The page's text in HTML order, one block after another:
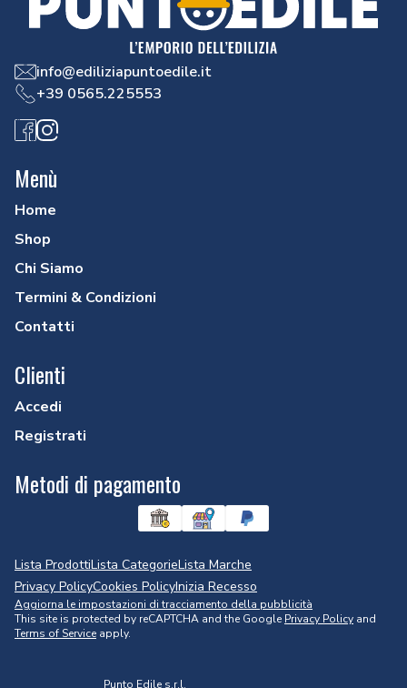
info@ediliziapuntoedile.it
+39 0565.225553
Facebook
Instagram
Menù
Home
Shop
Chi Siamo
Termini & Condizioni
Contatti
Clienti
Accedi
Registrati
Metodi di pagamento
Lista ProdottiLista CategorieLista Marche
Privacy PolicyCookies PolicyInizia Recesso
Aggiorna le impostazioni di tracciamento della pubblicità
This site is protected by reCAPTCHA and the Google Privacy Policy and
Terms of Service apply.
Punto Edile s.r.l.